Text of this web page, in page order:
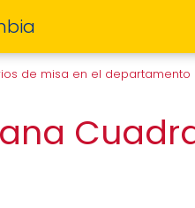
de misa en el